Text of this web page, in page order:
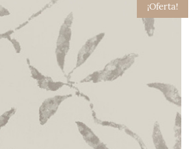
¡Oferta!